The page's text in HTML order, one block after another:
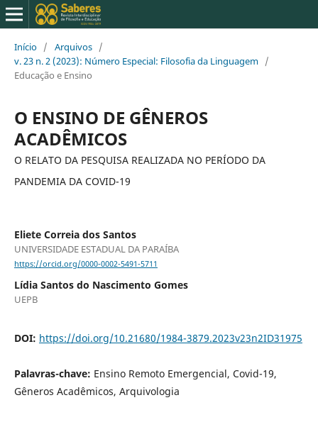
Início / Arquivos /
v. 23 n. 2 (2023): Número Especial: Filosofia da Linguagem /
Educação e Ensino
O ENSINO DE GÊNEROS
ACADÊMICOS
O RELATO DA PESQUISA REALIZADA NO PERÍODO DA
PANDEMIA DA COVID-19
Eliete Correia dos Santos
UNIVERSIDADE ESTADUAL DA PARAÍBA
https://orcid.org/0000-0002-5491-5711
Lídia Santos do Nascimento Gomes
UEPB
DOI: https://doi.org/10.21680/1984-3879.2023v23n2ID31975
Palavras-chave: Ensino Remoto Emergencial, Covid-19,
Gêneros Acadêmicos, Arquivologia